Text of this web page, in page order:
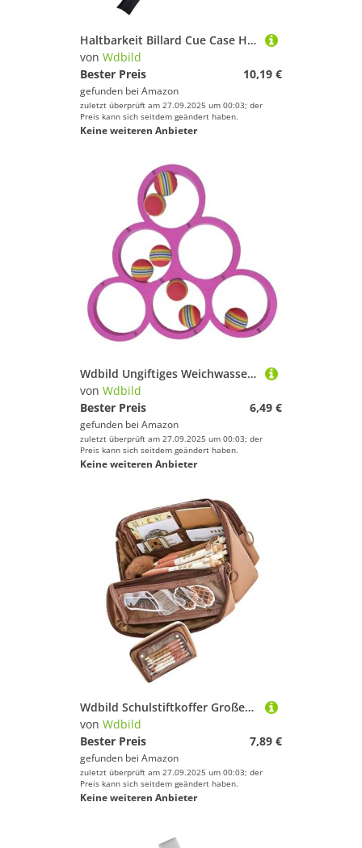
Haltbarkeit Billard Cue Case Heavy Weater Distribed Storage Box Für Poolstock Mit Verbesserung des Turniers Cue Box
von Wdbild
Bester Preis
10,19 €
gefunden bei Amazon
zuletzt überprüft am 27.09.2025 um 00:03; der
Preis kann sich seitdem geändert haben.
Keine weiteren Anbieter
Wdbild Ungiftiges Weichwasserspielzeug Mit Auftrieb Weicher Wurfwasserringe Für Ozeane Pool Oder Seemisen Erholungen Schaumstrandspielzeug Mit Auftrieb
von Wdbild
Bester Preis
6,49 €
gefunden bei Amazon
zuletzt überprüft am 27.09.2025 um 00:03; der
Preis kann sich seitdem geändert haben.
Keine weiteren Anbieter
Wdbild Schulstiftkoffer Großer Kapazität Stiftbeutel Einfache Inhaber Für Marker Kunstversorgungen Aufbewahrung Für Schüler Große Kapazität Ästhetische Box Einfache Tasche
von Wdbild
Bester Preis
7,89 €
gefunden bei Amazon
zuletzt überprüft am 27.09.2025 um 00:03; der
Preis kann sich seitdem geändert haben.
Keine weiteren Anbieter